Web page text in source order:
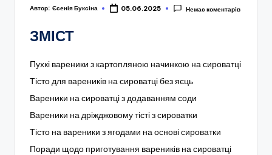
Автор: Єсенія Буксіна 05.06.2025 Немає коментарів
ЗМІСТ
Пухкі вареники з картопляною начинкою на сироватці
Тісто для вареників на сироватці без яєць
Вареники на сироватці з додаванням соди
Вареники на дріжджовому тісті з сироватки
Тісто на вареники з ягодами на основі сироватки
Поради щодо приготування вареників на сироватці